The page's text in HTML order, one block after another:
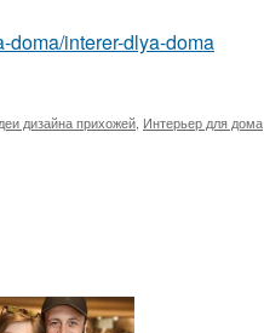
doma/interer-dlya-doma
дизайна прихожей Интерьер для дома